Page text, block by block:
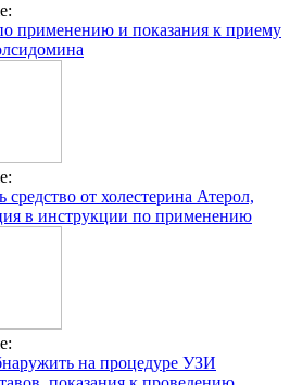
применению и показания к приему
средство от холестерина Атерол,
в инструкции по применению
на процедуре УЗИ